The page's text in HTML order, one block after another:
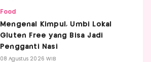
Food
Mengenal Kimpul, Umbi Lokal
Gluten Free yang Bisa Jadi
Pengganti Nasi
08 Agustus 2026 WIB